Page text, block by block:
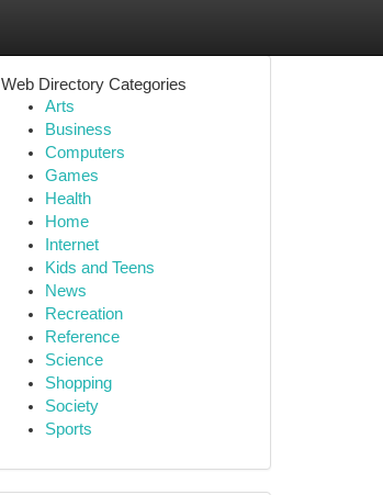
Web Directory Categories
Arts
Business
Computers
Games
Health
Home
Internet
Kids and Teens
News
Recreation
Reference
Science
Shopping
Society
Sports